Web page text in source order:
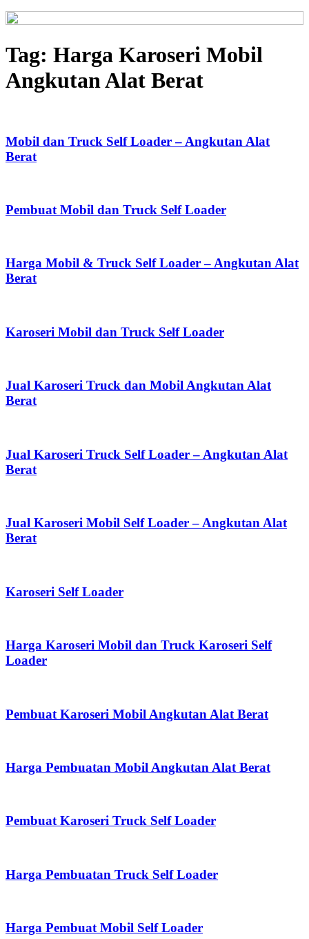
Tag: Harga Karoseri Mobil
Angkutan Alat Berat
Mobil dan Truck Self Loader – Angkutan Alat
Berat
Pembuat Mobil dan Truck Self Loader
Harga Mobil & Truck Self Loader – Angkutan Alat
Berat
Karoseri Mobil dan Truck Self Loader
Jual Karoseri Truck dan Mobil Angkutan Alat
Berat
Jual Karoseri Truck Self Loader – Angkutan Alat
Berat
Jual Karoseri Mobil Self Loader – Angkutan Alat
Berat
Karoseri Self Loader
Harga Karoseri Mobil dan Truck Karoseri Self
Loader
Pembuat Karoseri Mobil Angkutan Alat Berat
Harga Pembuatan Mobil Angkutan Alat Berat
Pembuat Karoseri Truck Self Loader
Harga Pembuatan Truck Self Loader
Harga Pembuat Mobil Self Loader